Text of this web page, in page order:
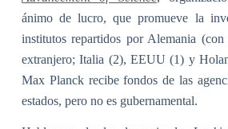
ánimo de lucro, que promueve la
institutos repartidos por Alemania
extranjero; Italia (2), EEUU (1) y
Max Planck recibe fondos de las
estados, pero no es gubernamental.